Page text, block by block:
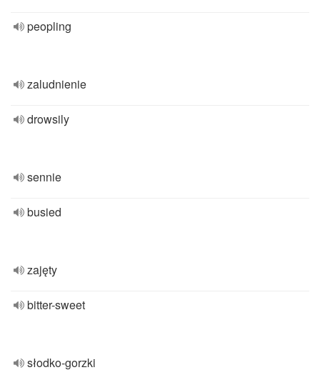
peopling
zaludnienie
drowsily
sennie
busied
zajęty
bitter-sweet
słodko-gorzki